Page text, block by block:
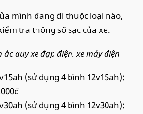
mình đang đi thuộc loại nào,
tra thông số sạc của xe.
quy xe đạp điện, xe máy điện
(sử dụng 4 bình 12v15ah):
(sử dụng 4 bình 12v30ah):